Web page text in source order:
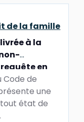
de la famille
à la
en
?
Code de
une
état de